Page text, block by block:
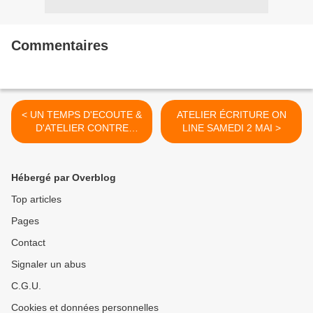
Commentaires
< UN TEMPS D'ECOUTE &
D'ATELIER CONTRE
L'APHASIE
ATELIER ÉCRITURE ON
LINE SAMEDI 2 MAI >
Hébergé par Overblog
Top articles
Pages
Contact
Signaler un abus
C.G.U.
Cookies et données personnelles